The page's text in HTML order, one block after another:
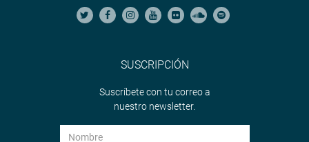
SUSCRIPCIÓN
Suscríbete con tu correo a
nuestro newsletter.